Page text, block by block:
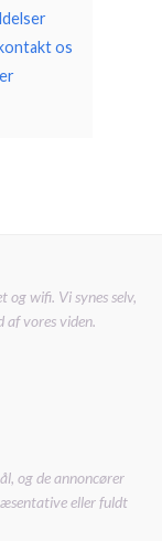
os
wifi. Vi synes selv,
af vores viden.
og de annoncører
eller fuldt